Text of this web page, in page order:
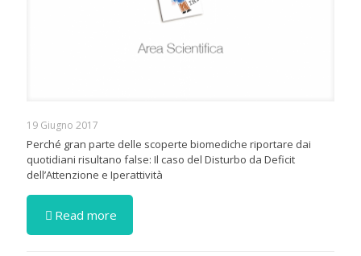
19 Giugno 2017
Perché gran parte delle scoperte biomediche riportare dai
quotidiani risultano false: Il caso del Disturbo da Deficit
dell’Attenzione e Iperattività
Read more